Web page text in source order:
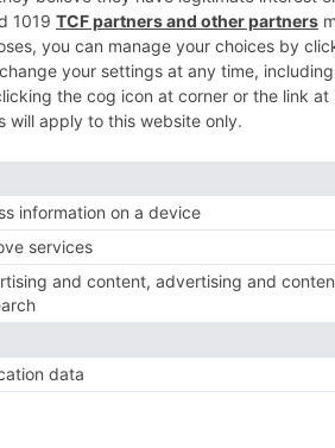
la flamante apuesta de
duda la sensación nacional,
sus rivales hasta conseguir
del Ripollet, Joan Masip, a
la 11ª posición del ranking
sus rivales y los resultados lo
del domingo ha llegado en
100 % burgalesa, algo
deshacerse en semifinales del
que hizo lo propio, en un
Sanchez ( 3/2 ), han